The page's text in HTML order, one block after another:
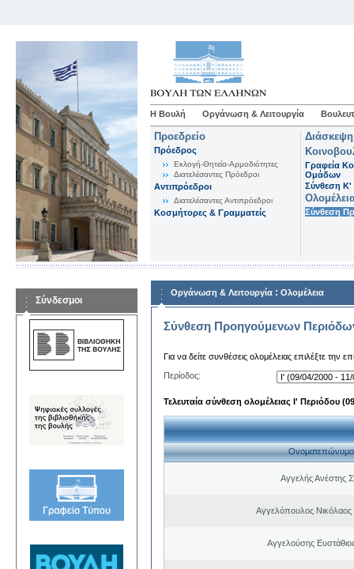
Η Βουλή Οργάνωση & Λειτουργία
Προεδρείο
Πρόεδρος
Εκλογή-Θητεία-Αρμοδιότητες
Διατελέσαντες Πρόεδροι
Αντιπρόεδροι
Διατελέσαντες Αντιπρόεδροι
Κοσμήτορες & Γραμματείς
Γραφεία
Ομάδων
Σύνθεση K'
Σύνθεση
Σύνδεσμοι
Οργάνωση & Λειτουργία : Ολομέλεια
Σύνθεση Προηγούμενων
Για να δείτε συνθέσεις ολομέλειας επιλέξτε την
Περίοδος:
Τελευταία σύνθεση ολομέλειας Ι' Περιόδου
Ονοματεπώνυμο
Αγγελής Ανέστης
Αγγελόπουλος Νικόλαος
Αγγελούσης